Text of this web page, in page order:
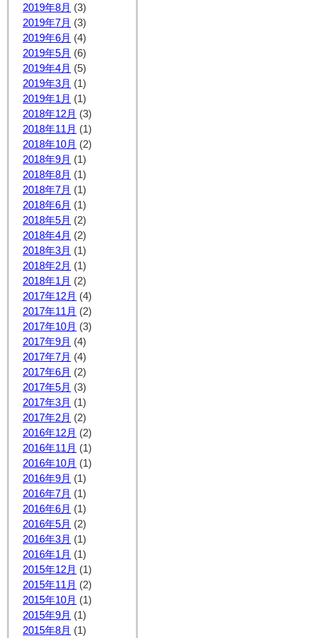
2019年8月 (3)
2019年7月 (3)
2019年6月 (4)
2019年5月 (6)
2019年4月 (5)
2019年3月 (1)
2019年1月 (1)
2018年12月 (3)
2018年11月 (1)
2018年10月 (2)
2018年9月 (1)
2018年8月 (1)
2018年7月 (1)
2018年6月 (1)
2018年5月 (2)
2018年4月 (2)
2018年3月 (1)
2018年2月 (1)
2018年1月 (2)
2017年12月 (4)
2017年11月 (2)
2017年10月 (3)
2017年9月 (4)
2017年7月 (4)
2017年6月 (2)
2017年5月 (3)
2017年3月 (1)
2017年2月 (2)
2016年12月 (2)
2016年11月 (1)
2016年10月 (1)
2016年9月 (1)
2016年7月 (1)
2016年6月 (1)
2016年5月 (2)
2016年3月 (1)
2016年1月 (1)
2015年12月 (1)
2015年11月 (2)
2015年10月 (1)
2015年9月 (1)
2015年8月 (1)